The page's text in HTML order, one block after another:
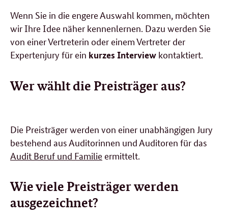
Wenn Sie in die engere Auswahl kommen, möchten
wir Ihre Idee näher kennenlernen. Dazu werden Sie
von einer Vertreterin oder einem Vertreter der
Expertenjury für ein kurzes Interview kontaktiert.
Wer wählt die Preisträger aus?
Die Preisträger werden von einer unabhängigen Jury
bestehend aus Auditorinnen und Auditoren für das
Audit Beruf und Familie ermittelt.
Wie viele Preisträger werden
ausgezeichnet?